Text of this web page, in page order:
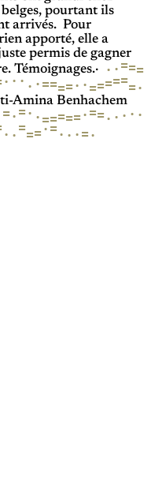
belges, pourtant ils
arrivés. Pour
apporté, elle a
permis de gagner
Témoignages.·
· ·===
· · · · ·====· ·======·
Amina Benhachem
=·=· ·=====·==· · · · ·
· ·===·=· · ·=·